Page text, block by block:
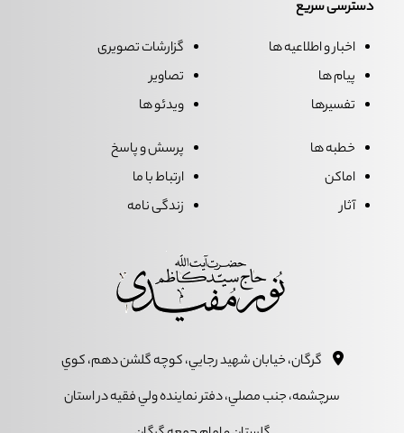
دسترسی سریع
اخبار و اطلاعیه ها
پیام ها
تفسیرها
گزارشات تصویری
تصاویر
ویدئو ها
خطبه ها
اماکن
آثار
پرسش و پاسخ
ارتباط با ما
زندگی نامه
گرگان، خيابان شهيد رجايي، کوچه گلشن دهم، کوي
سرچشمه، جنب مصلي، دفتر نماينده ولي فقيه در استان